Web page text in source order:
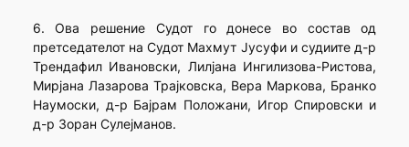
6. Ова решение Судот го донесе во состав од
претседателот на Судот Махмут Јусуфи и судиите д-р
Трендафил Ивановски, Лилјана Ингилизова-Ристова,
Мирјана Лазарова Трајковска, Вера Маркова, Бранко
Наумоски, д-р Бајрам Положани, Игор Спировски и
д-р Зоран Сулејманов.